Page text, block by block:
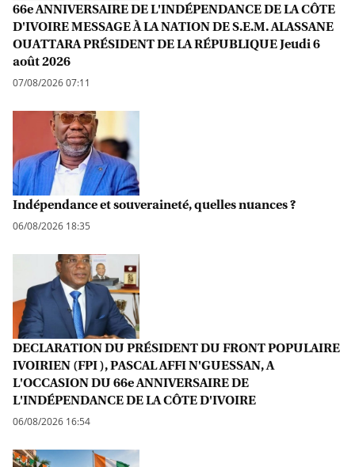
66e ANNIVERSAIRE DE L'INDÉPENDANCE DE LA CÔTE
D'IVOIRE MESSAGE À LA NATION DE S.E.M. ALASSANE
OUATTARA PRÉSIDENT DE LA RÉPUBLIQUE Jeudi 6
août 2026
07/08/2026 07:11
Indépendance et souveraineté, quelles nuances ?
06/08/2026 18:35
DECLARATION DU PRÉSIDENT DU FRONT POPULAIRE
IVOIRIEN (FPI ), PASCAL AFFI N'GUESSAN, A
L'OCCASION DU 66e ANNIVERSAIRE DE
L'INDÉPENDANCE DE LA CÔTE D'IVOIRE
06/08/2026 16:54